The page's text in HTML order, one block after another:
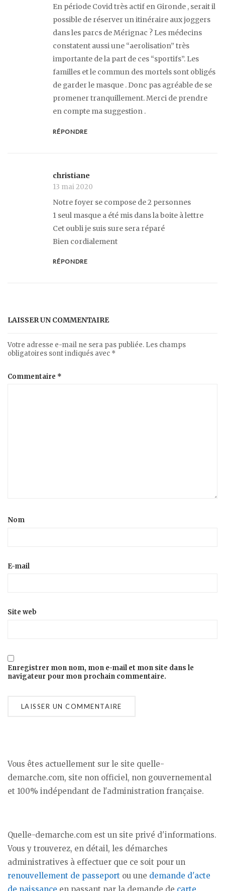
En période Covid très actif en Gironde , serait il
possible de réserver un itinéraire aux joggers
dans les parcs de Mérignac ? Les médecins
constatent aussi une “aerolisation” très
importante de la part de ces “sportifs”. Les
familles et le commun des mortels sont obligés
de garder le masque . Donc pas agréable de se
promener tranquillement. Merci de prendre
en compte ma suggestion .
RÉPONDRE
christiane
13 mai 2020
Notre foyer se compose de 2 personnes
1 seul masque a été mis dans la boite à lettre
Cet oubli je suis sure sera réparé
Bien cordialement
RÉPONDRE
LAISSER UN COMMENTAIRE
Votre adresse e-mail ne sera pas publiée. Les champs
obligatoires sont indiqués avec *
Commentaire *
Nom
E-mail
Site web
Enregistrer mon nom, mon e-mail et mon site dans le
navigateur pour mon prochain commentaire.
Vous êtes actuellement sur le site quelle-
demarche.com, site non officiel, non gouvernemental
et 100% indépendant de l'administration française.
Quelle-demarche.com est un site privé d'informations.
Vous y trouverez, en détail, les démarches
administratives à effectuer que ce soit pour un
renouvellement de passeport ou une demande d'acte
de naissance en passant par la demande de carte